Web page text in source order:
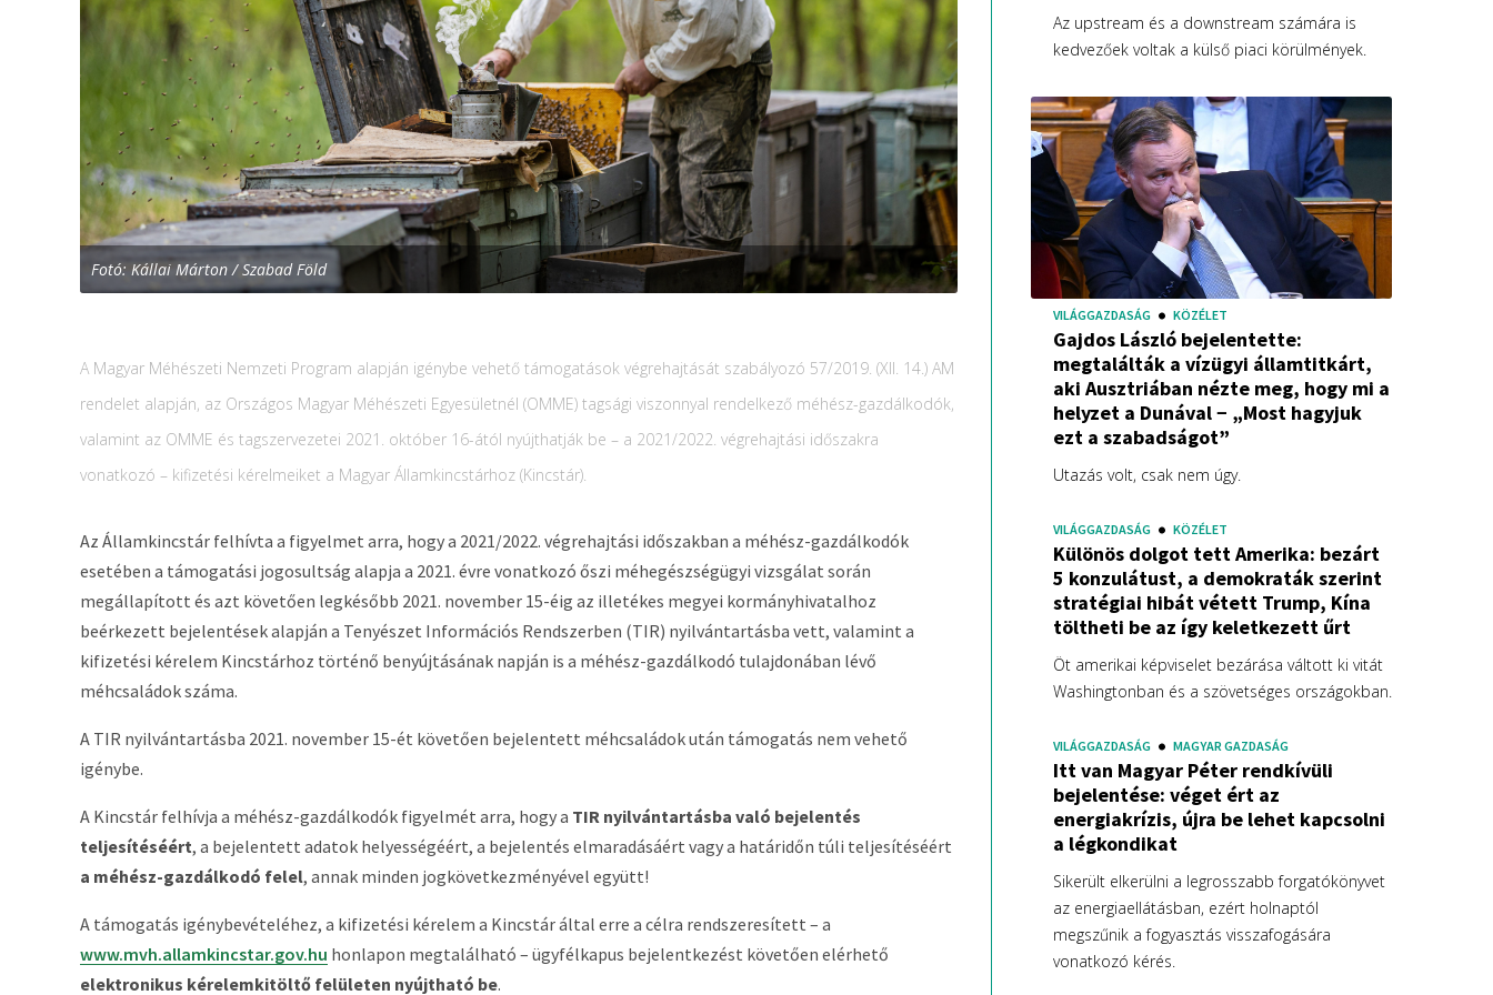
Fotó: Kállai Márton / Szabad Föld
A Magyar Méhészeti Nemzeti Program alapján igénybe vehető támogatások végrehajtását szabályozó 57/2019. (XII. 14.) AM
rendelet alapján, az Országos Magyar Méhészeti Egyesületnél (OMME) tagsági viszonnyal rendelkező méhész-gazdálkodók,
valamint az OMME és tagszervezetei 2021. október 16-ától nyújthatják be – a 2021/2022. végrehajtási időszakra
vonatkozó – kifizetési kérelmeiket a Magyar Államkincstárhoz (Kincstár).
Az Államkincstár felhívta a figyelmet arra, hogy a 2021/2022. végrehajtási időszakban a méhész-gazdálkodók
esetében a támogatási jogosultság alapja a 2021. évre vonatkozó őszi méhegészségügyi vizsgálat során
megállapított és azt követően legkésőbb 2021. november 15-éig az illetékes megyei kormányhivatalhoz
beérkezett bejelentések alapján a Tenyészet Információs Rendszerben (TIR) nyilvántartásba vett, valamint a
kifizetési kérelem Kincstárhoz történő benyújtásának napján is a méhész-gazdálkodó tulajdonában lévő
méhcsaládok száma.
A TIR nyilvántartásba 2021. november 15-ét követően bejelentett méhcsaládok után támogatás nem vehető
igénybe.
A Kincstár felhívja a méhész-gazdálkodók figyelmét arra, hogy a TIR nyilvántartásba való bejelentés
teljesítéséért, a bejelentett adatok helyességéért, a bejelentés elmaradásáért vagy a határidőn túli teljesítéséért
a méhész-gazdálkodó felel, annak minden jogkövetkezményével együtt!
A támogatás igénybevételéhez, a kifizetési kérelem a Kincstár által erre a célra rendszeresített – a
www.mvh.allamkincstar.gov.hu honlapon megtalálható – ügyfélkapus bejelentkezést követően elérhető
elektronikus kérelemkitöltő felületen nyújtható be.
Az upstream és a downstream számára is
kedvezőek voltak a külső piaci körülmények.
VILÁGGAZDASÁG KÖZÉLET
Gajdos László bejelentette:
megtalálták a vízügyi államtitkárt,
aki Ausztriában nézte meg, hogy mi a
helyzet a Dunával − „Most hagyjuk
ezt a szabadságot”
Utazás volt, csak nem úgy.
VILÁGGAZDASÁG KÖZÉLET
Különös dolgot tett Amerika: bezárt
5 konzulátust, a demokraták szerint
stratégiai hibát vétett Trump, Kína
töltheti be az így keletkezett űrt
Öt amerikai képviselet bezárása váltott ki vitát
Washingtonban és a szövetséges országokban.
VILÁGGAZDASÁG MAGYAR GAZDASÁG
Itt van Magyar Péter rendkívüli
bejelentése: véget ért az
energiakrízis, újra be lehet kapcsolni
a légkondikat
Sikerült elkerülni a legrosszabb forgatókönyvet
az energiaellátásban, ezért holnaptól
megszűnik a fogyasztás visszafogására
vonatkozó kérés.